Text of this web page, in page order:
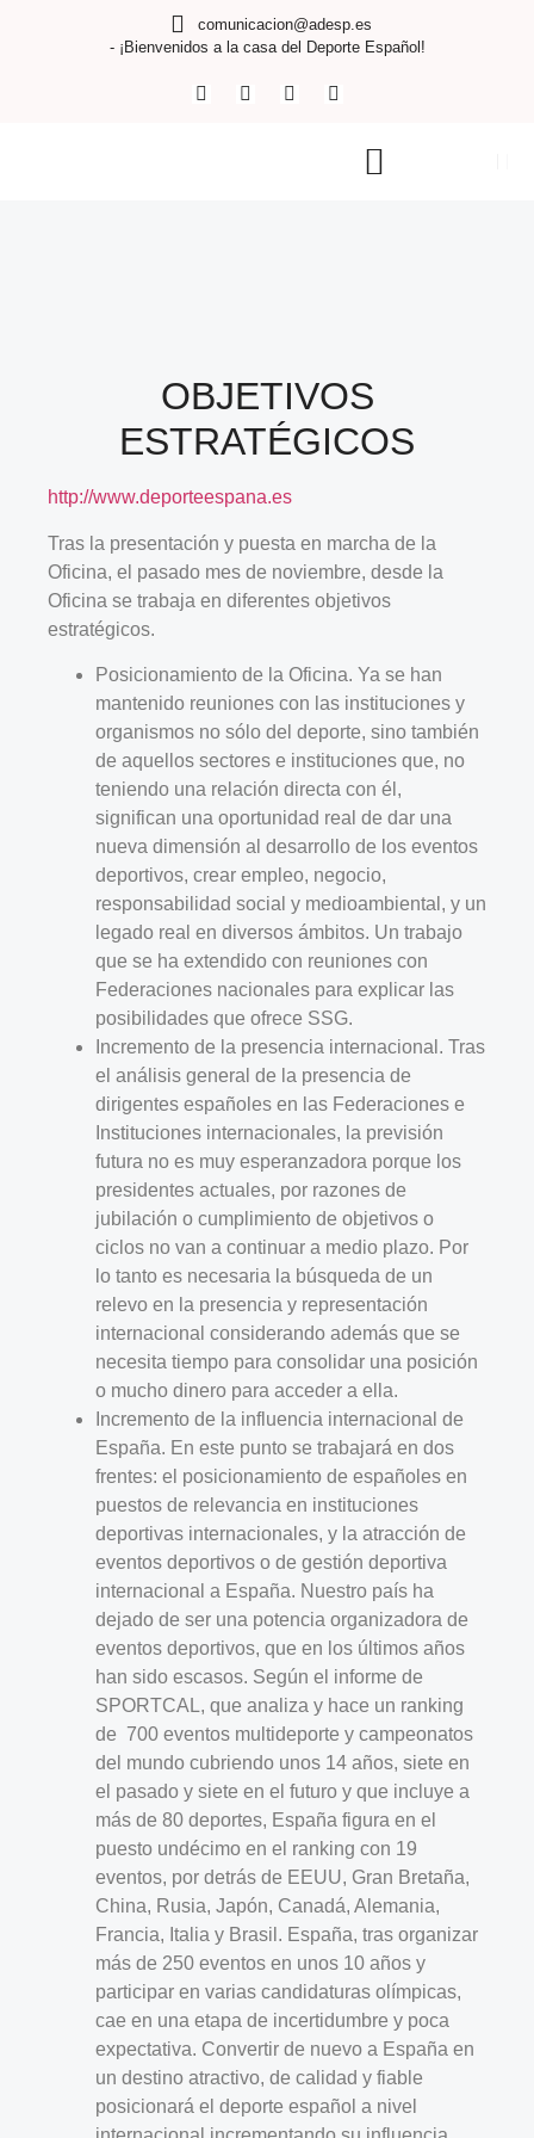
comunicacion@adesp.es
- ¡Bienvenidos a la casa del Deporte Español!
OBJETIVOS
ESTRATÉGICOS
http://www.deporteespana.es
Tras la presentación y puesta en marcha de la
Oficina, el pasado mes de noviembre, desde la
Oficina se trabaja en diferentes objetivos
estratégicos.
Posicionamiento de la Oficina. Ya se han
mantenido reuniones con las instituciones y
organismos no sólo del deporte, sino también
de aquellos sectores e instituciones que, no
teniendo una relación directa con él,
significan una oportunidad real de dar una
nueva dimensión al desarrollo de los eventos
deportivos, crear empleo, negocio,
responsabilidad social y medioambiental, y un
legado real en diversos ámbitos. Un trabajo
que se ha extendido con reuniones con
Federaciones nacionales para explicar las
posibilidades que ofrece SSG.
Incremento de la presencia internacional. Tras
el análisis general de la presencia de
dirigentes españoles en las Federaciones e
Instituciones internacionales, la previsión
futura no es muy esperanzadora porque los
presidentes actuales, por razones de
jubilación o cumplimiento de objetivos o
ciclos no van a continuar a medio plazo. Por
lo tanto es necesaria la búsqueda de un
relevo en la presencia y representación
internacional considerando además que se
necesita tiempo para consolidar una posición
o mucho dinero para acceder a ella.
Incremento de la influencia internacional de
España. En este punto se trabajará en dos
frentes: el posicionamiento de españoles en
puestos de relevancia en instituciones
deportivas internacionales, y la atracción de
eventos deportivos o de gestión deportiva
internacional a España. Nuestro país ha
dejado de ser una potencia organizadora de
eventos deportivos, que en los últimos años
han sido escasos. Según el informe de
SPORTCAL, que analiza y hace un ranking
de 700 eventos multideporte y campeonatos
del mundo cubriendo unos 14 años, siete en
el pasado y siete en el futuro y que incluye a
más de 80 deportes, España figura en el
puesto undécimo en el ranking con 19
eventos, por detrás de EEUU, Gran Bretaña,
China, Rusia, Japón, Canadá, Alemania,
Francia, Italia y Brasil. España, tras organizar
más de 250 eventos en unos 10 años y
participar en varias candidaturas olímpicas,
cae en una etapa de incertidumbre y poca
expectativa. Convertir de nuevo a España en
un destino atractivo, de calidad y fiable
posicionará el deporte español a nivel